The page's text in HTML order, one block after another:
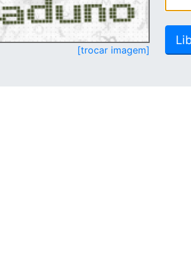
[trocar imagem]